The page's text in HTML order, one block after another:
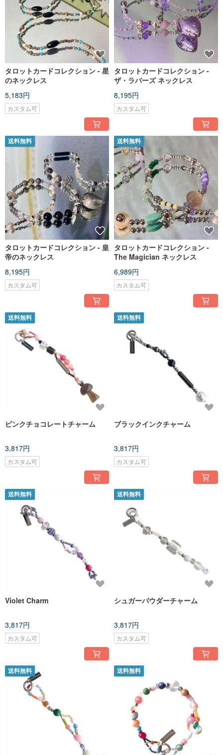
タロットカードコレクション - 星
のネックレス
5,183円
カスタム可
タロットカードコレクション -
ザ・ラバーズ ネックレス
8,195円
カスタム可
送料無料
タロットカードコレクション - 皇
帝のネックレス
8,195円
カスタム可
送料無料
タロットカードコレクション -
The Magician ネックレス
6,989円
カスタム可
送料無料
ピンクチョコレートチャーム
3,817円
カスタム可
送料無料
ブラックインクチャーム
3,817円
カスタム可
送料無料
Violet Charm
3,817円
カスタム可
送料無料
シュガーパウダーチャーム
3,817円
カスタム可
送料無料 送料無料